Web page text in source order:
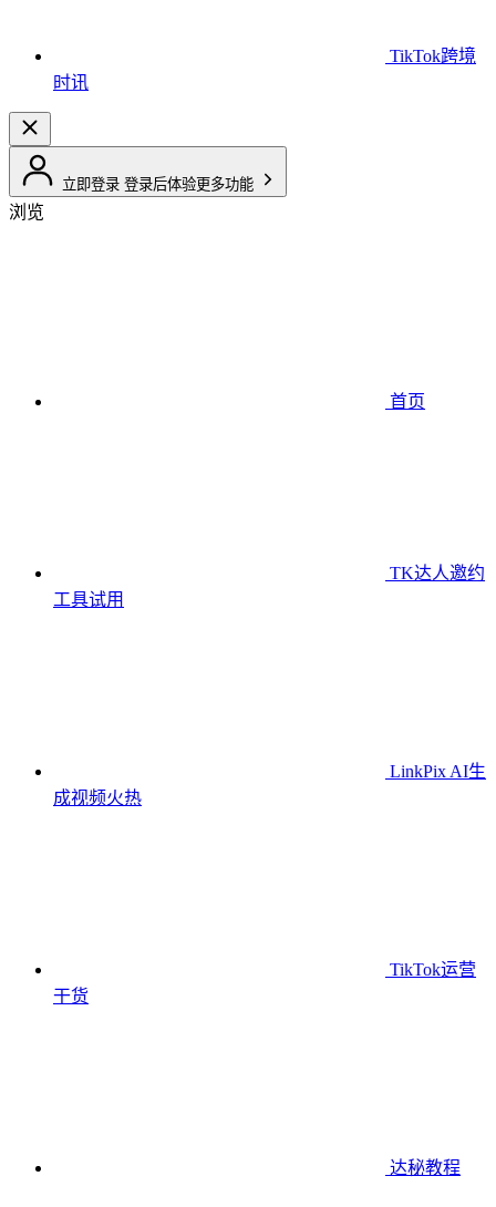
TikTok跨境
时讯
立即登录 登录后体验更多功能
浏览
首页
TK达人邀约
工具试用
LinkPix AI生
成视频火热
TikTok运营
干货
达秘教程